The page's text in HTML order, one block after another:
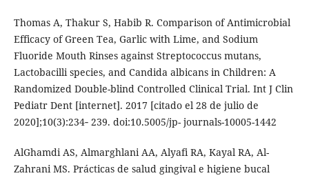
Thomas A, Thakur S, Habib R. Comparison of Antimicrobial
Efficacy of Green Tea, Garlic with Lime, and Sodium
Fluoride Mouth Rinses against Streptococcus mutans,
Lactobacilli species, and Candida albicans in Children: A
Randomized Double-blind Controlled Clinical Trial. Int J Clin
Pediatr Dent [internet]. 2017 [citado el 28 de julio de
2020];10(3):234‐ 239. doi:10.5005/jp- journals-10005-1442
AlGhamdi AS, Almarghlani AA, Alyafi RA, Kayal RA, Al-
Zahrani MS. Prácticas de salud gingival e higiene bucal